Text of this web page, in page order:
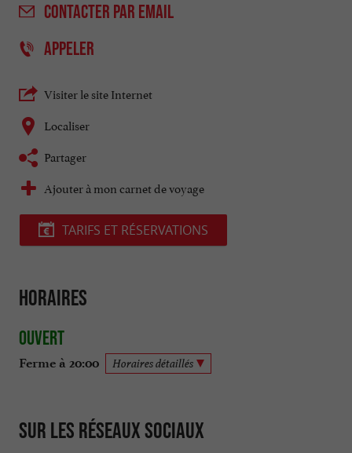
CONTACTER PAR EMAIL
APPELER
Visiter le site Internet
Localiser
Partager
Ajouter à mon carnet de voyage
TARIFS ET RÉSERVATIONS
Horaires
Ouvert
Ferme à 20:00 Horaires détaillés
Sur les réseaux sociaux